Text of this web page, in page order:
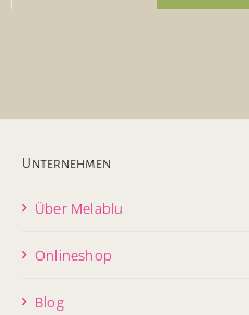
Unternehmen
Über Melablu
Onlineshop
Blog